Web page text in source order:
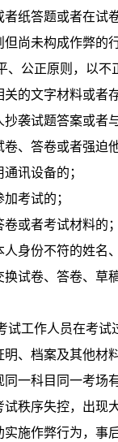
者纸答题或者在
但尚未构成作弊的
、公正原则，以
关的文字材料或
抄袭试题答案或
卷、答卷或者强
讯设备的；
考试的；
卷或者考试材料的
人身份不符的姓名
换试卷、答卷、草
试工作人员在考
明、档案及其他
同一科目同一考
试秩序失控，出现
实施作弊行为，事